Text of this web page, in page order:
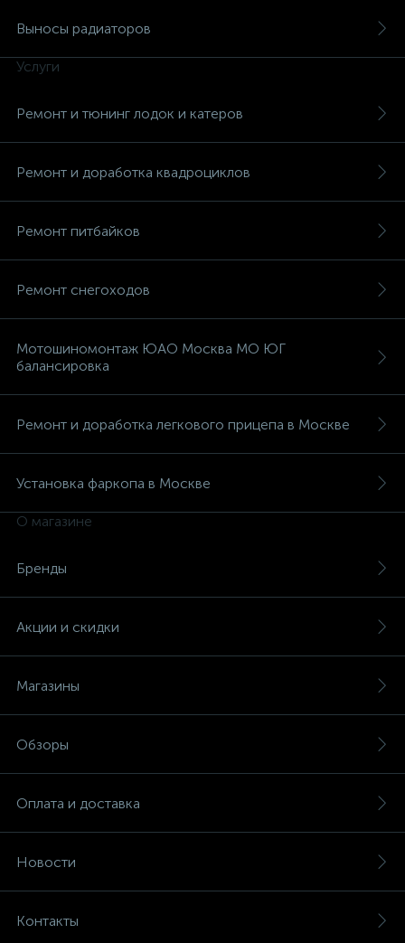
Выносы радиаторов
Услуги
Ремонт и тюнинг лодок и катеров
Ремонт и доработка квадроциклов
Ремонт питбайков
Ремонт снегоходов
Мотошиномонтаж ЮАО Москва МО ЮГ
балансировка
Ремонт и доработка легкового прицепа в Москве
Установка фаркопа в Москве
О магазине
Бренды
Акции и скидки
Магазины
Обзоры
Оплата и доставка
Новости
Контакты